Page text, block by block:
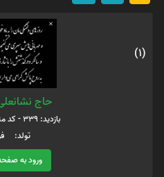
(1)
حاج
بازدید: 339 - کد متوفی: 23079
تولد:
ورود به